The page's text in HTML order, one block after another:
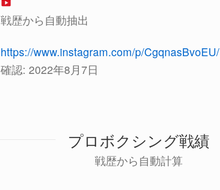
戦歴から自動抽出
https://www.instagram.com/p/CgqnasBvoEU/
確認: 2022年8月7日
プロボクシング戦績
戦歴から自動計算